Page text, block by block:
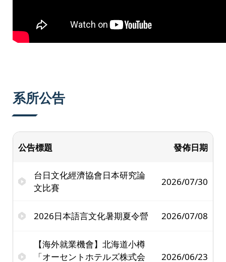
系所公告
公告標題 發佈日期
台日文化經濟協會日本研究論
文比賽
2026/07/30
2026日本語言文化暑期夏令營 2026/07/08
【海外就業機會】北海道小樽
「オーセントホテルズ株式会
2026/06/23